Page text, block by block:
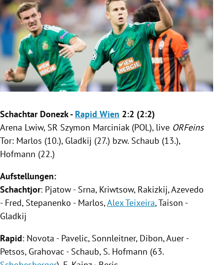
Untermenü
Untermenü
Untermenü
Untermenü
Untermenü
Untermenü
Schachtar Donezk- Rapid Wien 2:2 (2:2)
Arena Lwiw, SR Szymon Marciniak (POL), live ORFeins
Tor: Marlos (10.), Gladkij (27.) bzw. Schaub (13.),
Hofmann (22.)
Aufstellungen:
Schachtjor: Pjatow - Srna, Kriwtsow, Rakizkij, Azevedo
- Fred, Stepanenko - Marlos,Alex Teixeira, Taison -
Gladkij
Rapid: Novota - Pavelic, Sonnleitner, Dibon, Auer -
Petsos, Grahovac - Schaub, S. Hofmann (63.